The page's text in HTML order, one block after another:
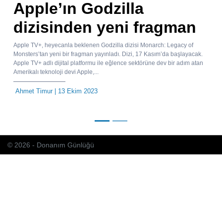
Apple’ın Godzilla
dizisinden yeni fragman
Apple TV+, heyecanla beklenen Godzilla dizisi Monarch: Legacy of
Monsters’tan yeni bir fragman yayınladı. Dizi, 17 Kasım’da başlayacak.
Apple TV+ adlı dijital platformu ile eğlence sektörüne dev bir adım atan
Amerikalı teknoloji devi Apple,...
Ahmet Timur| 13 Ekim 2023
© 2026 - Donanım Günlüğü